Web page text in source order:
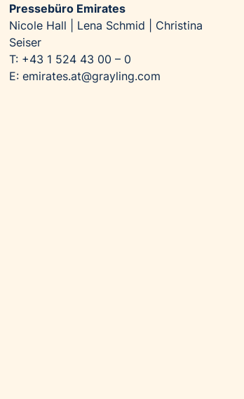
Pressebüro Emirates
Nicole Hall | Lena Schmid | Christina
Seiser
T: +43 1 524 43 00 – 0
E:emirates.at@grayling.com